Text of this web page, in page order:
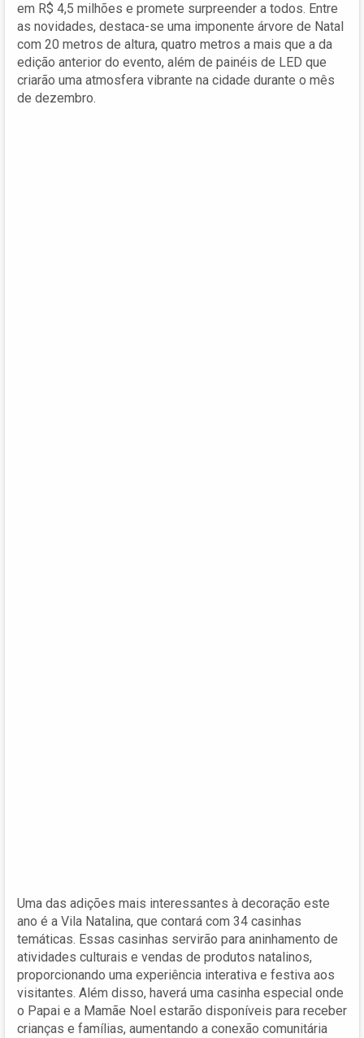
em R$ 4,5 milhões e promete surpreender a todos. Entre
as novidades, destaca-se uma imponente árvore de Natal
com 20 metros de altura, quatro metros a mais que a da
edição anterior do evento, além de painéis de LED que
criarão uma atmosfera vibrante na cidade durante o mês
de dezembro.
Uma das adições mais interessantes à decoração este
ano é a Vila Natalina, que contará com 34 casinhas
temáticas. Essas casinhas servirão para aninhamento de
atividades culturais e vendas de produtos natalinos,
proporcionando uma experiência interativa e festiva aos
visitantes. Além disso, haverá uma casinha especial onde
o Papai e a Mamãe Noel estarão disponíveis para receber
crianças e famílias, aumentando a conexão comunitária